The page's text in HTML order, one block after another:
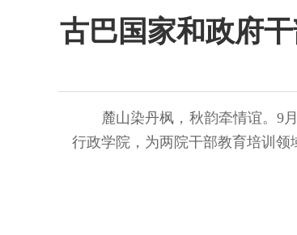
古巴国家和政府
麓山染丹枫，秋韵牵情谊。9
行政学院，为两院干部教育培训领